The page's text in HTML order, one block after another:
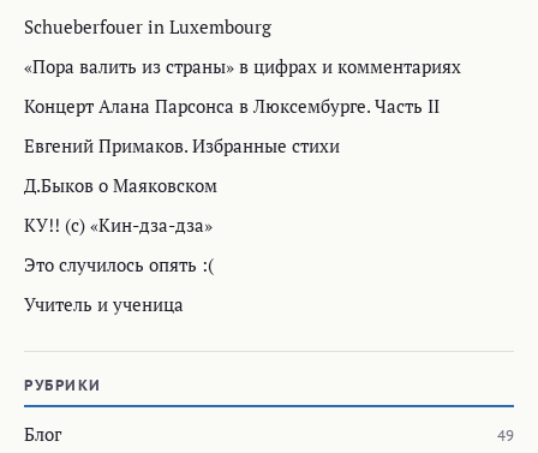
Schueberfouer in Luxembourg
«Пора валить из страны» в цифрах и комментариях
Концерт Алана Парсонcа в Люксембурге. Часть II
Евгений Примаков. Избранные стихи
Д.Быков о Маяковском
КУ!! (с) «Кин-дза-дза»
Это случилось опять :(
Учитель и ученица
РУБРИКИ
Блог 49